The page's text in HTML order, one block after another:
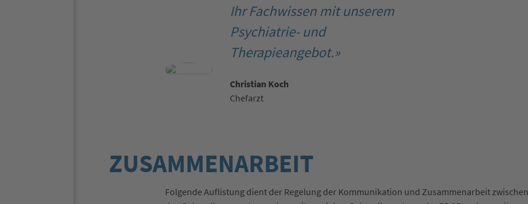
Ihr Fachwissen mit unserem
Psychiatrie- und
Therapieangebot.»
Christian Koch
Chefarzt
ZUSAMMENARBEIT
Folgende Auflistung dient der Regelung der Kommunikation und Zusammenarbeit zwischen